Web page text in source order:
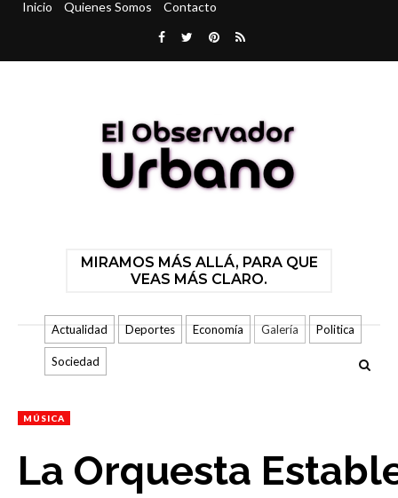
Inicio Quienes Somos Contacto
MIRAMOS MÁS ALLÁ, PARA QUE
VEAS MÁS CLARO.
Actualidad Deportes Economía Galería Politica
Sociedad
MÚSICA
La Orquesta